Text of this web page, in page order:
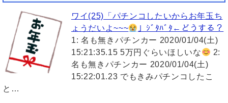
ワイ(25)「パチンコしたいからお年玉ち
ょうだいよ~~~
」ｼﾞﾀﾊﾞﾀ←どうする？
1: 名も無きパチンカー 2020/01/04(土)
15:21:35.15 5万円ぐらいほしいな
2:
名も無きパチンカー 2020/01/04(土)
15:22:01.23 でもきみパチンコしたこ
と…